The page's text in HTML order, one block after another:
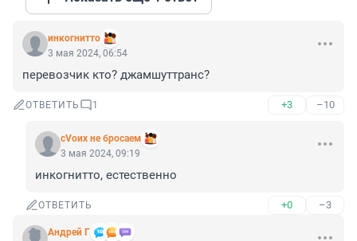
инкогнитто
3 мая 2024, 06:54
перевозчик кто? джамшуттранс?
ОТВЕТИТЬ 1 +3 –10
сVоих не бросаем
3 мая 2024, 09:19
инкогнитто, естественно
ОТВЕТИТЬ +0 –3
Андрей Г